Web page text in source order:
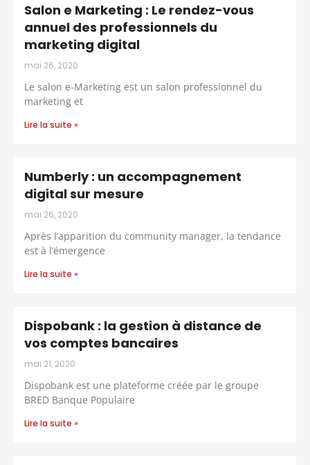
Salon e Marketing : Le rendez-vous
annuel des professionnels du
marketing digital
mai 26, 2020
Le salon e-Marketing est un salon professionnel du
marketing et
Lire la suite »
Numberly : un accompagnement
digital sur mesure
mai 26, 2020
Après l’apparition du community manager, la tendance
est à l’émergence
Lire la suite »
Dispobank : la gestion à distance de
vos comptes bancaires
mai 21, 2020
Dispobank est une plateforme créée par le groupe
BRED Banque Populaire
Lire la suite »